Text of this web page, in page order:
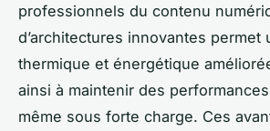
professionnels du contenu
d’architectures innovantes permet
thermique et énergétique
ainsi à maintenir des
même sous forte charge. Ces